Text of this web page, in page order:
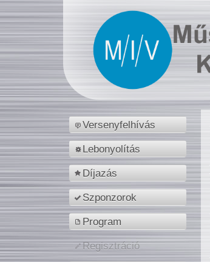
Versenyfelhívás
Lebonyolítás
Díjazás
Szponzorok
Program
Regisztráció